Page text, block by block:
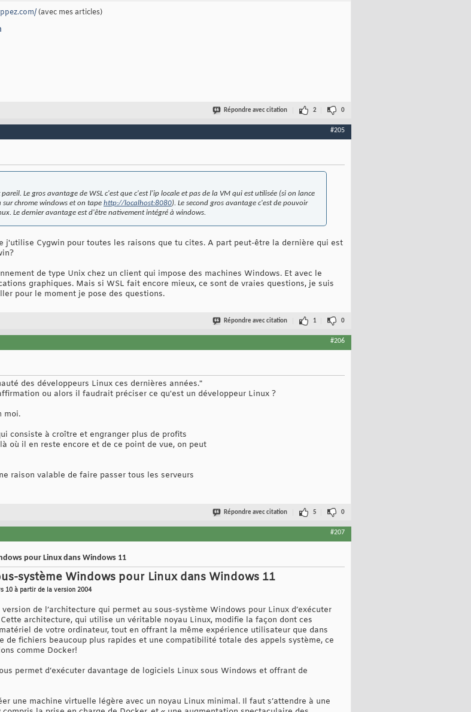
(avec mes articles)
Répondre avec citation 2 0
#205
Le gros avantage de WSL c'est que c'est l'ip locale et pas de la VM qui est utilisée (si on lance
chrome windows et on tape http://localhost:8080). Le second gros avantage c'est de pouvoir
Le dernier avantage est d'être nativement intégré à windows.
j'utilise Cygwin pour toutes les raisons que tu cites. A part peut-être la dernière qui est
de type Unix chez un client qui impose des machines Windows. Et avec le
graphiques. Mais si WSL fait encore mieux, ce sont de vraies questions, je suis
pour le moment je pose des questions.
Répondre avec citation 1 0
#206
des développeurs Linux ces dernières années."
ou alors il faudrait préciser ce qu'est un développeur Linux ?
moi.
consiste à croître et engranger plus de profits
où il en reste encore et de ce point de vue, on peut
raison valable de faire passer tous les serveurs
Répondre avec citation 5 0
#207
pour Linux dans Windows 11
système Windows pour Linux dans Windows 11
10 à partir de la version 2004
de l’architecture qui permet au sous-système Windows pour Linux d’exécuter
architecture, qui utilise un véritable noyau Linux, modifie la façon dont ces
de votre ordinateur, tout en offrant la même expérience utilisateur que dans
de fichiers beaucoup plus rapides et une compatibilité totale des appels système, ce
comme Docker!
permet d’exécuter davantage de logiciels Linux sous Windows et offrant de
une machine virtuelle légère avec un noyau Linux minimal. Il faut s’attendre à une